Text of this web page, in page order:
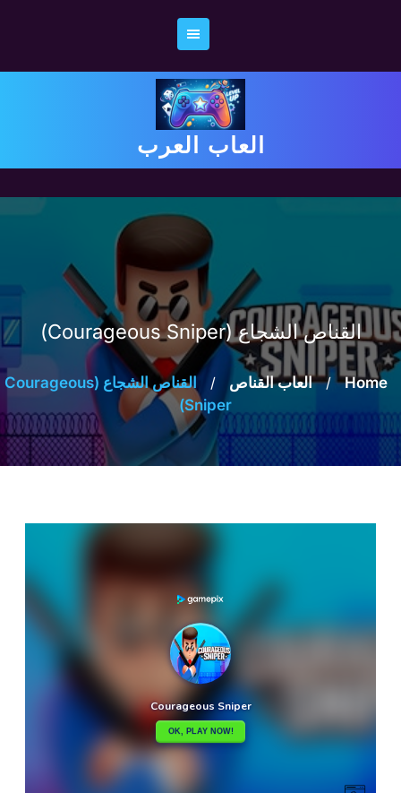
العاب العرب
القناص الشجاع (Courageous Sniper)
Home
/ العاب القناص /
القناص الشجاع (Courageous
Sniper)